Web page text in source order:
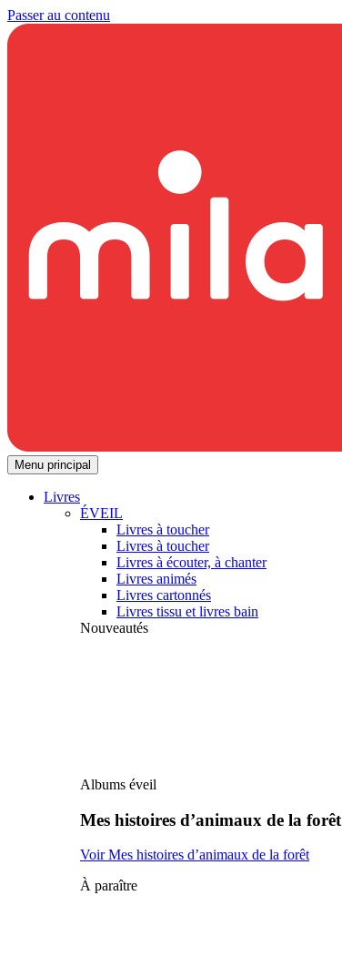
Passer au contenu
Menu principal
Livres
ÉVEIL
Livres à toucher
Livres à toucher
Livres à écouter, à chanter
Livres animés
Livres cartonnés
Livres tissu et livres bain
Nouveautés
Albums éveil
Mes histoires d’animaux de la forêt
Voir Mes histoires d’animaux de la forêt
À paraître